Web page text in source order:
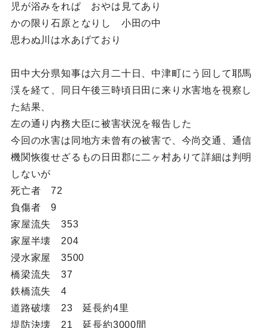
児が浴みをれぱ おやは見てあり
かの限り石原となりし 小田の中
思わぬ川は水あげており
田中大分県知事は六月二十日、中津町にう回して耶馬
渓を経て、同日午後三時頃日田に来り水害地を視察し
た結果、
左の通り内務大臣に被害状況を報告した
今回の水害は同地方未曾有の被害で、今尚交通、通信
機関恢復せざるもの日田郡に二ヶ村ありて詳細は判明
しないが
死亡者 72
負傷者 9
家屋流失 353
家屋半壊 204
浸水家屋 3500
橋梁流失 37
鉄橋流失 4
道路破壊 23 延長約4里
堤防決壊 21 延長約3000間